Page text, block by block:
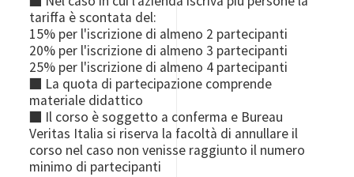
tariffa è scontata del:
15% per l'iscrizione di almeno 2 partecipanti
20% per l'iscrizione di almeno 3 partecipanti
25% per l'iscrizione di almeno 4 partecipanti
■ La quota di partecipazione comprende
materiale didattico
■ Il corso è soggetto a conferma e Bureau
Veritas Italia si riserva la facoltà di annullare il
corso nel caso non venisse raggiunto il numero
minimo di partecipanti